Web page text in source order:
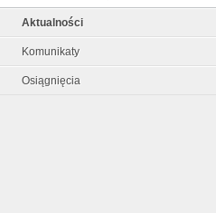
Aktualności
Komunikaty
Osiągnięcia